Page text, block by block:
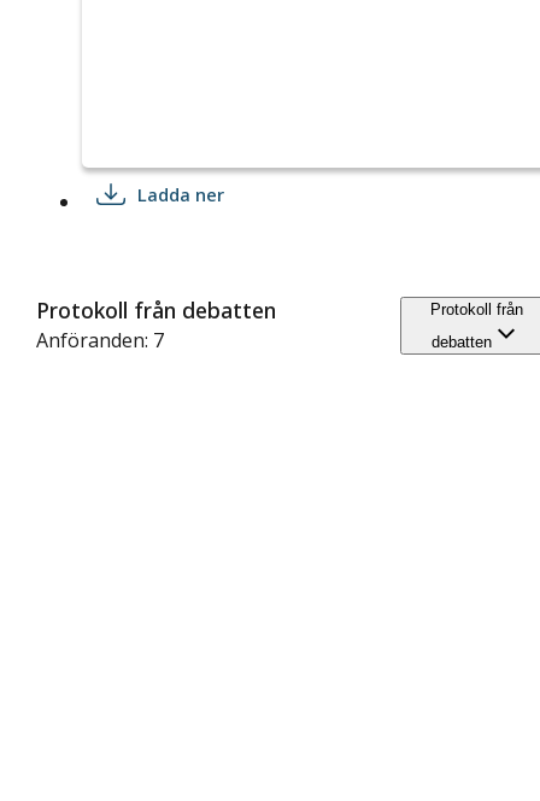
Ladda ner
Protokoll från debatten
Anföranden: 7
Protokoll från
debatten